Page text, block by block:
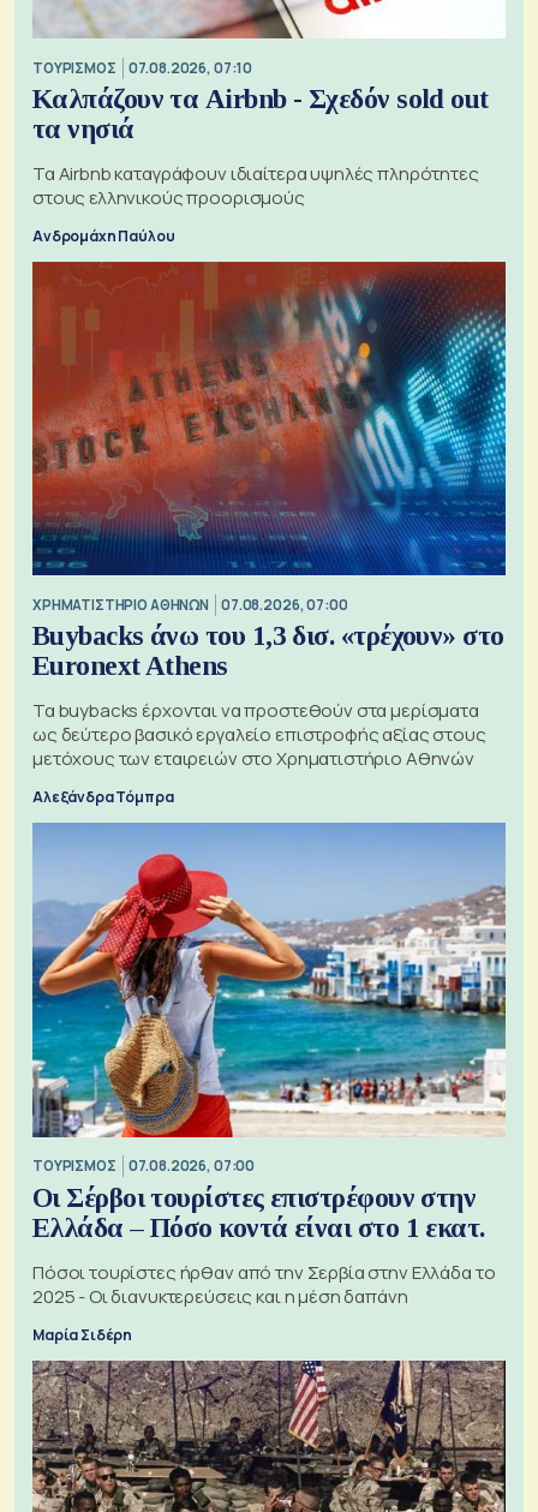
ΤΟΥΡΙΣΜΟΣ 07.08.2026, 07:10
Καλπάζουν τα Airbnb - Σχεδόν sold out
τα νησιά
Τα Airbnb καταγράφουν ιδιαίτερα υψηλές πληρότητες
στους ελληνικούς προορισμούς
Ανδρομάχη Παύλου
XΡΗΜΑΤΙΣΤΗΡΙΟ ΑΘΗΝΩΝ 07.08.2026, 07:00
Buybacks άνω του 1,3 δισ. «τρέχουν» στο
Euronext Athens
Τα buybacks έρχονται να προστεθούν στα μερίσματα
ως δεύτερο βασικό εργαλείο επιστροφής αξίας στους
μετόχους των εταιρειών στο Χρηματιστήριο Αθηνών
Αλεξάνδρα Τόμπρα
ΤΟΥΡΙΣΜΟΣ 07.08.2026, 07:00
Οι Σέρβοι τουρίστες επιστρέφουν στην
Ελλάδα – Πόσο κοντά είναι στο 1 εκατ.
Πόσοι τουρίστες ήρθαν από την Σερβία στην Ελλάδα το
2025 - Οι διανυκτερεύσεις και η μέση δαπάνη
Μαρία Σιδέρη